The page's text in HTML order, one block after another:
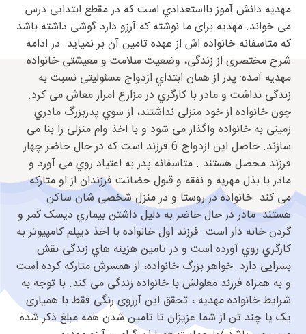
ﻣﻬﺪﯾﻪ داﻧﺶ آﻣﻮز ﺑﺎاﺳﺘﻌﺪادي اﺳﺖ ﮐﻪ در ﻣﻘﻄﻊ اﺑﺘﺪاﯾﯽ درس
ﻣﯽ ﺧﻮاﻧﺪ. مهدیه برای ما نوشته که آرزو دارد گوشی داشته باشد
که متاسفانه خانواده اش از عهده تامین آن بر نمیاید. در ادامه
شرح مختصری از زندگی، وضعیت سلامت و معیشتی خانواده
مهدیه آمده: ﭘﺪر از ﻫﻤﺎن اﺑﺘﺪاي ازدواج ﻣﺴﺌﻮﻟﯿﺘﯽ ﻧﺴﺒﺖ ﺑﻪ
زﻧﺪﮔﯽ ﻧﺪاﺷﺖ و ﻣﺎدر ﺑﺎ ﮐﺎرﮔﺮي در ﻣﺰارع اﻣﺮار ﻣﻌﺎش ﻣﯽ ﮐﺮد.
ﭼﻮن ﺧﺎﻧﻮاده از ﺧﻮد ﻣﻨﺰﻟﯽ ﻧﺪاﺷﺘﻨﺪ، از ﺳﻮي ﭘﺪرﺑﺰرگ ﻣﺎدري
زﻣﯿﻨﯽ ﺑﻪ ﺧﺎﻧﻮاده واﮔﺬار ﻣﯽ ﺷﻮد و ﺑﺎ اﺧﺬ وام ﻣﻨﺰﻟﯽ را ﺑﻨﺎ ﻣﯽ
ﺳﺎزﻧﺪ. ﺣﺎﺻﻞ اﯾﻦ ازدواج 6 ﻓﺮزﻧﺪ اﺳﺖ ﮐﻪ در ﺣﺎل ﺣﺎﺿﺮ ﭼﻬﺎر
ﻓﺮزﻧﺪ ﻣﺤﺼﻞ ﻫﺴﺘﻨﺪ . ﻣﺘﺎﺳﻔﺎﻧﻪ ﭘﺪر ﺑﻪ اﻋﺘﯿﺎد روي ﻣﯽ آورد و
ﻣﺎدر ﺑﺎ ﺑﺬل ﻣﻬﺮﯾﻪ و ﻧﻔﻘﻪ و ﻗﺒﻮل ﺣﻀﺎﻧﺖ ﻓﺮزﻧﺪان از او ﻣﺘﺎرﮐﻪ
ﻣﯽ ﮐﻨﺪ. ﺧﺎﻧﻮاده در روﺳﺘﺎ و در ﻣﻨﺰل ﺷﺨﺼﯽ ﺷﺎن ﺳﺎﮐﻦ
ﻫﺴﺘﻨﺪ. ﻣﺎدر در ﺣﺎل ﺣﺎﺿﺮ ﺑﻪ دﻟﯿﻞ داﺷﺘﻦ ﺑﯿﻤﺎري دﯾﺴﮏ ﮐﻤﺮ و
ﮔﺮدن ﺧﺎﻧﻪ دار اﺳﺖ. ﻓﺮزﻧﺪ اول ﺧﺎﻧﻮاده ﺑﺎ اﺧﺬ دﯾﭙﻠﻢ ﮐﺎﻣﭙﯿﻮﺗﺮ ﺑﻪ
ﮐﺎرﮔﺮي روي آورده اﺳﺖ و در ﺗﺎﻣﯿﻦ ﻫﺰﯾﻨﻪ ﻫﺎي زﻧﺪﮔﯽ ﻧﻘﺶ
ﺑﺴﺰاﯾﯽ دارد. ﺧﻮاﻫﺮ ﺑﺰرگ ﺧﺎﻧﻮاده، از ﻫﻤﺴﺮش ﻣﺘﺎرﮐﻪ ﮐﺮده اﺳﺖ
و ﺑﻪ ﻫﻤﺮاه ﻓﺮزﻧﺪ ﻣﻌﻠﻮﻟﺶ ﺑﺎ ﺧﺎﻧﻮاده زﻧﺪﮔﯽ ﻣﯽ ﮐﻨﺪ. ﺑﺎ ﺗﻮﺟﻪ ﺑﻪ
ﺷﺮاﯾﻂ ﺧﺎﻧﻮاده مهدیه ، تحقق این آرزوی رنگی فقط با همیاری
یک یا چند تن از شما عزیزان تا تامین شدن همه مبلغ ذکر شده